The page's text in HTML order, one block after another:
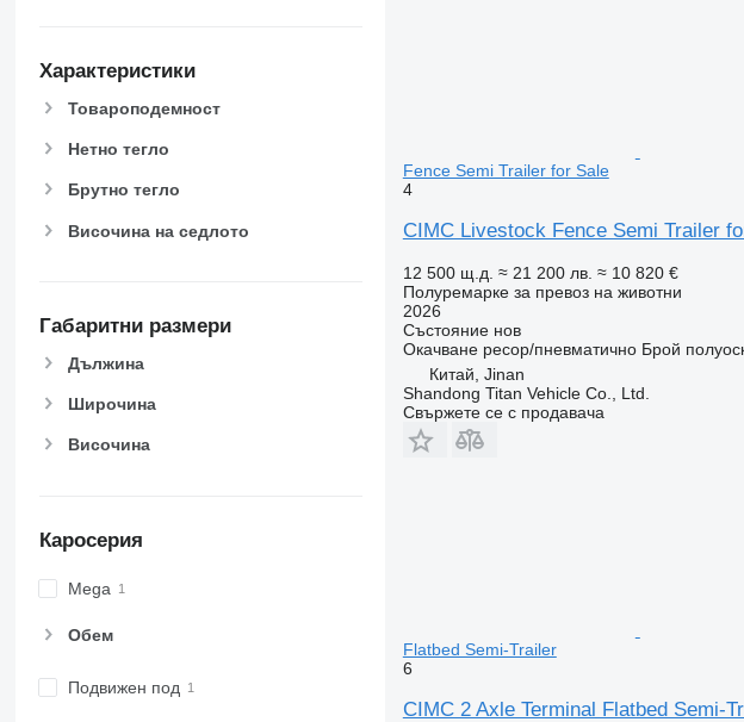
Характеристики
Товароподемност
Нетно тегло
Брутно тегло
Височина на седлото
Габаритни размери
Дължина
Широчина
Височина
Каросерия
Mega
Обем
Подвижен под
Fence Semi Trailer for Sale
4
CIMC Livestock Fence Semi Trailer
12 500 щ.д. ≈ 21 200 лв. ≈ 10 820 €
Полуремарке за превоз на животни
2026
Състояниенов
Окачване ресор/пневматично Брой
Китай, Jinan
Shandong Titan Vehicle Co., Ltd.
Свържете се с продавача
Flatbed Semi-Trailer
6
CIMC 2 Axle Terminal Flatbed Semi-